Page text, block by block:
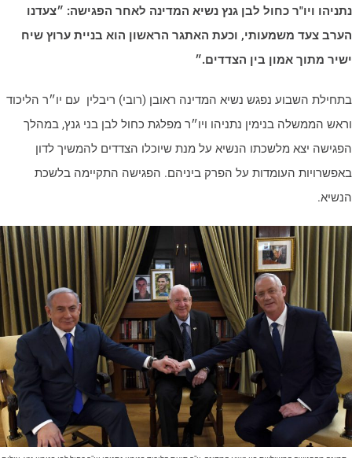
ויו"ר כחול לבן גנץ נשיא המדינה לאחר הפגישה: ״צעדנו
צעד משמעותי, וכעת האתגר הראשון הוא בניית ערוץ שיח
מתוך אמון בין הצדדים.״
השבוע נפגש נשיא המדינה ראובן (רובי) ריבלין עם יו״ר הליכוד
הממשלה בנימין נתניהו ויו״ר מפלגת כחול לבן בני גנץ, במהלך
יצא מלשכתו הנשיא על מנת שיוכלו הצדדים להמשיך לדון
העומדות על הפרק ביניהם. הפגישה התקיימה בלשכת